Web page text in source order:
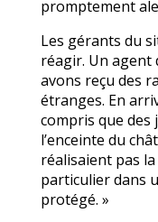
promptement
Les gérants du
réagir. Un agent
avons reçu des
étranges. En
compris que des
l’enceinte du
réalisaient pas
particulier dans
protégé. »